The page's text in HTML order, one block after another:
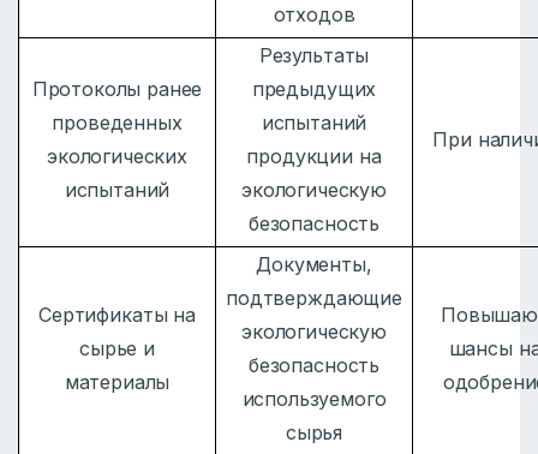
отходов
Протоколы ранее
проведенных
экологических
испытаний
Результаты
предыдущих
испытаний
продукции на
экологическую
безопасность
При
Сертификаты на
сырье и
материалы
Документы,
подтверждающие
экологическую
безопасность
используемого
сырья
шансы